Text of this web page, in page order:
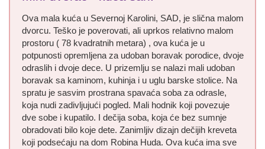
Ova mala kuća u Severnoj Karolini, SAD, je slična malom
dvorcu. Teško je poverovati, ali uprkos relativno malom
prostoru ( 78 kvadratnih metara) , ova kuća je u
potpunosti opremljena za udoban boravak porodice, dvoje
odraslih i dvoje dece. U prizemlju se nalazi mali udoban
boravak sa kaminom, kuhinja i u uglu barske stolice. Na
spratu je sasvim prostrana spavaća soba za odrasle,
koja nudi zadivljujući pogled. Mali hodnik koji povezuje
dve sobe i kupatilo. I dečija soba, koja će bez sumnje
obradovati bilo koje dete. Zanimljiv dizajn dečijih kreveta
koji podsećaju na dom Robina Huda. Ova kuća ima sve